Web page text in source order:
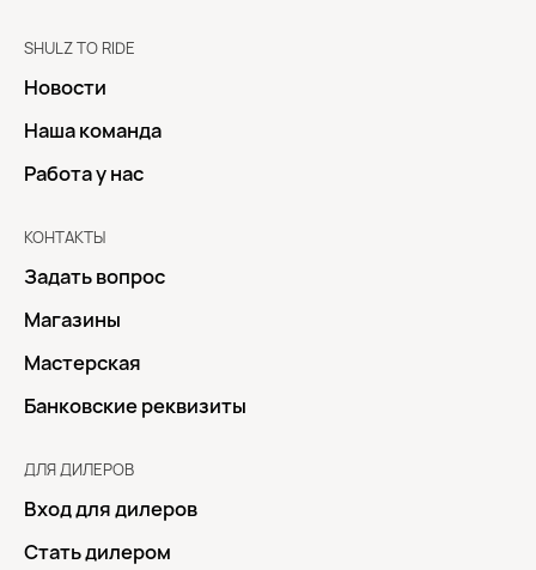
SHULZ TO RIDE
Новости
Наша команда
Работа у нас
КОНТАКТЫ
Задать вопрос
Магазины
Мастерская
Банковские реквизиты
ДЛЯ ДИЛЕРОВ
Вход для дилеров
Стать дилером